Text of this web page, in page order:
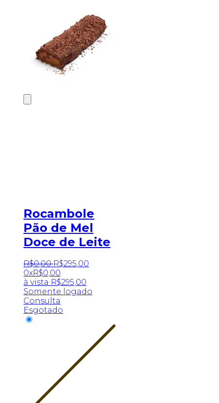
Rocambole
Pão de Mel
Doce de Leite
R$0,00 R$295,00
0xR$0,00
à vista R$295,00
Somente logado
Consulta
Esgotado